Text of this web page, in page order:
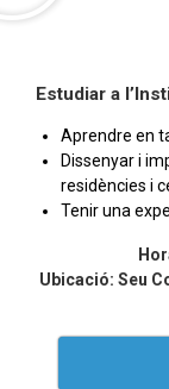
Estudiar a
Aprendre en
Dissenyar i
residències i
Tenir una
Ubicació: Seu